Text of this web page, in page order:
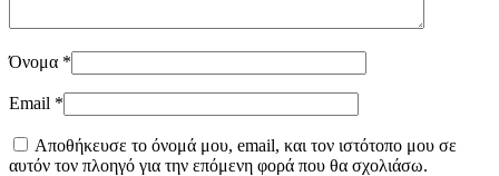
Όνομα *
Email *
Αποθήκευσε το όνομά μου, email, και τον ιστότοπο μου σε
αυτόν τον πλοηγό για την επόμενη φορά που θα σχολιάσω.